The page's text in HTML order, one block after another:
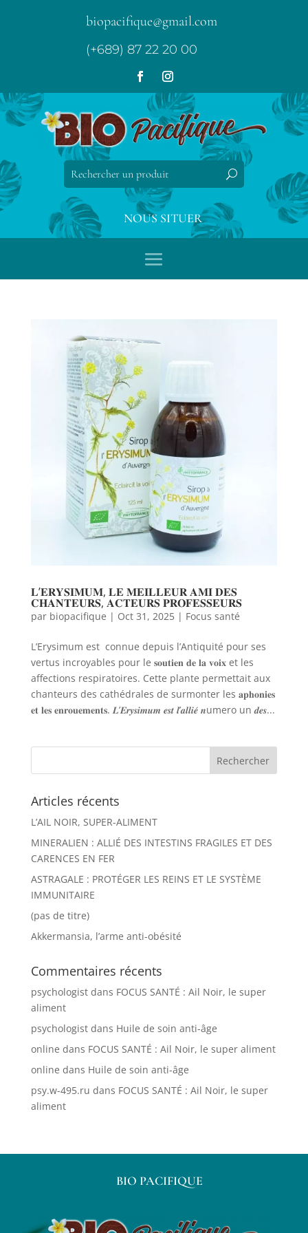
biopacifique@gmail.com
(+689) 87 22 20 00
NOUS SITUER
𝐋’𝐄𝐑𝐘𝐒𝐈𝐌𝐔𝐌, 𝐋𝐄 𝐌𝐄𝐈𝐋𝐋𝐄𝐔𝐑 𝐀𝐌𝐈 𝐃𝐄𝐒
𝐂𝐇𝐀𝐍𝐓𝐄𝐔𝐑𝐒, 𝐀𝐂𝐓𝐄𝐔𝐑𝐒 𝐏𝐑𝐎𝐅𝐄𝐒𝐒𝐄𝐔𝐑𝐒
par biopacifique | Oct 31, 2025| Focus santé
L’Erysimum est connue depuis l’Antiquité pour ses
vertus incroyables pour le 𝐬𝐨𝐮𝐭𝐢𝐞𝐧 𝐝𝐞 𝐥𝐚 𝐯𝐨𝐢𝐱 et les
affections respiratoires. Cette plante permettait aux
chanteurs des cathédrales de surmonter les 𝐚𝐩𝐡𝐨𝐧𝐢𝐞𝐬
𝐞𝐭 𝐥𝐞𝐬 𝐞𝐧𝐫𝐨𝐮𝐞𝐦𝐞𝐧𝐭𝐬. 𝑳’𝑬𝒓𝒚𝒔𝒊𝒎𝒖𝒎 𝒆𝒔𝒕 𝒍’𝒂𝒍𝒍𝒊𝒆́ 𝒏umero un 𝒅𝒆𝒔...
Articles récents
L’AIL NOIR, SUPER-ALIMENT
MINERALIEN : ALLIÉ DES INTESTINS FRAGILES ET DES
CARENCES EN FER
ASTRAGALE : PROTÉGER LES REINS ET LE SYSTÈME
IMMUNITAIRE
(pas de titre)
Akkermansia, l’arme anti-obésité
Commentaires récents
psychologistdans FOCUS SANTÉ : Ail Noir, le super
aliment
psychologistdans Huile de soin anti-âge
online dans FOCUS SANTÉ : Ail Noir, le super aliment
online dans Huile de soin anti-âge
psy.w-495.ru dans FOCUS SANTÉ : Ail Noir, le super
aliment
BIO PACIFIQUE